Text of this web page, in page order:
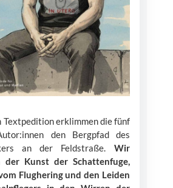
Textpedition erklimmen die fünf
den Bergpfad des
an der Feldstraße. Wir
der Kunst der Schattenfuge,
Flughering und den Leiden